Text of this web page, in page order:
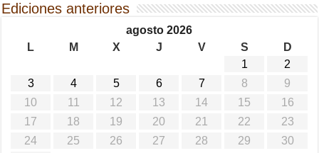
Ediciones anteriores
agosto 2026
L
M X J V S
D
1
2
3
4 5 6 7 8
9
10
11 12 13 14 15
16
17
18 19 20 21 22
23
24
25 26 27 28 29
30